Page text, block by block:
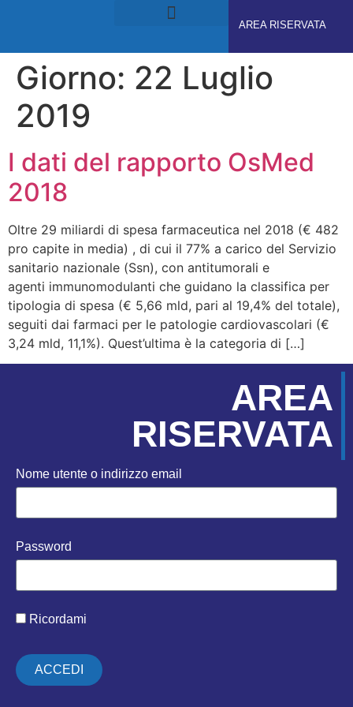
AREA RISERVATA
Giorno: 22 Luglio
2019
I dati del rapporto OsMed
2018
Oltre 29 miliardi di spesa farmaceutica nel 2018 (€ 482
pro capite in media) , di cui il 77% a carico del Servizio
sanitario nazionale (Ssn), con antitumorali e
agenti immunomodulanti che guidano la classifica per
tipologia di spesa (€ 5,66 mld, pari al 19,4% del totale),
seguiti dai farmaci per le patologie cardiovascolari (€
3,24 mld, 11,1%). Quest’ultima è la categoria di […]
AREA
RISERVATA
Nome utente o indirizzo email
Password
Ricordami
ACCEDI